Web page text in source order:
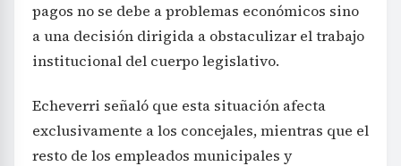
pagos no se debe a problemas económicos sino
a una decisión dirigida a obstaculizar el trabajo
institucional del cuerpo legislativo.
Echeverri señaló que esta situación afecta
exclusivamente a los concejales, mientras que el
resto de los empleados municipales y